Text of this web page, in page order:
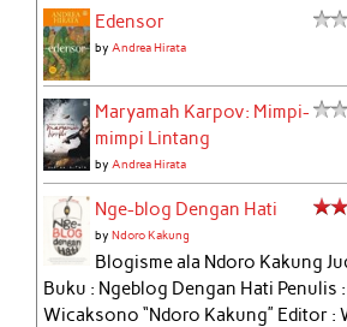
Edensor
byAndrea Hirata
Maryamah Karpov: Mimpi-
mimpi Lintang
byAndrea Hirata
Nge-blog Dengan Hati
byNdoro Kakung
Blogisme ala Ndoro Kakung
Buku : Ngeblog Dengan Hati Penulis :
Wicaksono “Ndoro Kakung” Editor :